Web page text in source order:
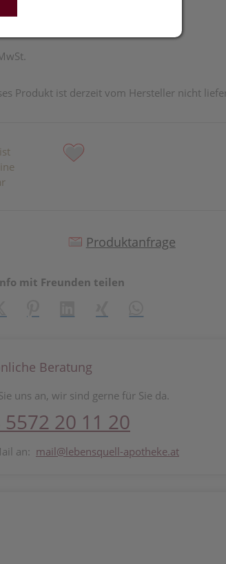
Produkt ist derzeit vom Hersteller nicht
Produktanfrage
mit Freunden teilen
Beratung
uns an, wir sind gerne für Sie da.
5572 20 11 20
an: mail@lebensquell-apotheke.at